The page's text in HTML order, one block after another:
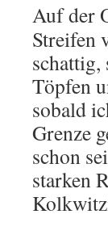
Auf der
Streifen
schattig,
Töpfen
sobald
Grenze
schon
starken